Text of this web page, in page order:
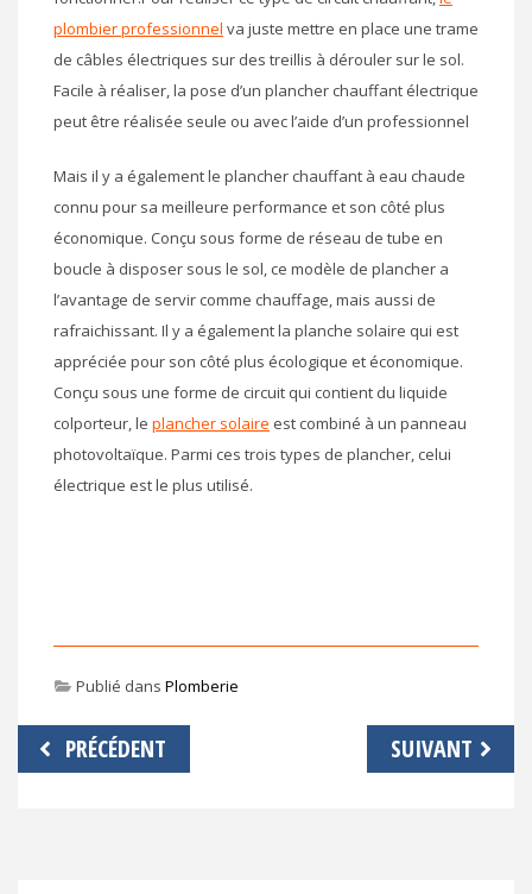
plombier professionnel va juste mettre en place une trame
de câbles électriques sur des treillis à dérouler sur le sol.
Facile à réaliser, la pose d’un plancher chauffant électrique
peut être réalisée seule ou avec l’aide d’un professionnel
Mais il y a également le plancher chauffant à eau chaude
connu pour sa meilleure performance et son côté plus
économique. Conçu sous forme de réseau de tube en
boucle à disposer sous le sol, ce modèle de plancher a
l’avantage de servir comme chauffage, mais aussi de
rafraichissant. Il y a également la planche solaire qui est
appréciée pour son côté plus écologique et économique.
Conçu sous une forme de circuit qui contient du liquide
colporteur, le plancher solaire est combiné à un panneau
photovoltaïque. Parmi ces trois types de plancher, celui
électrique est le plus utilisé.
Publié dans Plomberie
Navigation
de
PRÉCÉDENT SUIVANT